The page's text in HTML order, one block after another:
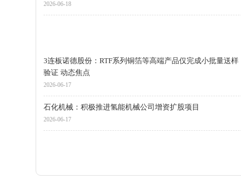
2026-06-18
3连板诺德股份：RTF系列铜箔等高端产品仅完成小批量送样
验证 动态焦点
2026-06-17
石化机械：积极推进氢能机械公司增资扩股项目
2026-06-17